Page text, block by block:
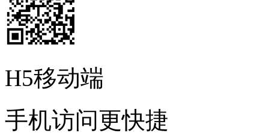
H5移动端
手机访问更快捷